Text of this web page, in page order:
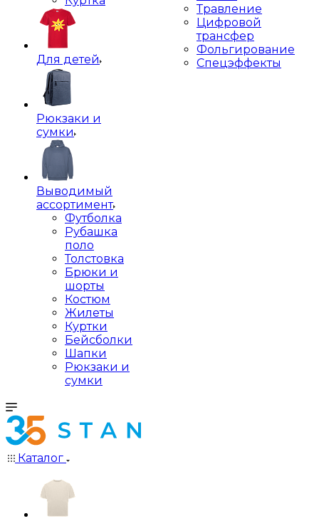
Для детей
Рюкзаки и
сумки
Выводимый
ассортимент
Футболка
Рубашка
поло
Толстовка
Брюки и
шорты
Костюм
Жилеты
Куртки
Бейсболки
Шапки
Рюкзаки и
сумки
Травление
Цифровой
трансфер
Фольгирование
Спецэффекты
Каталог